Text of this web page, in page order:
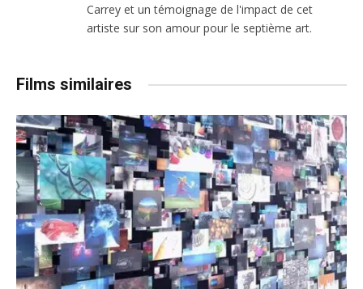
Carrey et un témoignage de l'impact de cet
artiste sur son amour pour le septième art.
Films similaires